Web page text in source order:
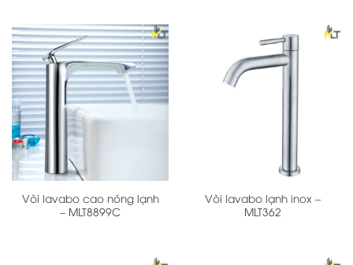
Vòi lavabo cao nóng lạnh
– MLT8899C
Vòi lavabo lạnh inox –
MLT362